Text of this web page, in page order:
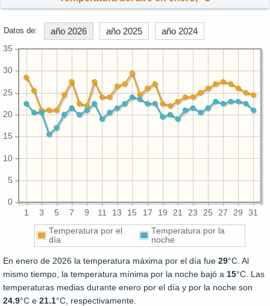
Datos de: año 2026 año 2025 año 2024
1 3 5 7 9 11 13 15 17 19 21 23 25 27 29 31
0
5
10
15
20
25
30
35
Temperatura por el
día
Temperatura por la
noche
En enero de 2026 la temperatura máxima por el día fue 29°C. Al
mismo tiempo, la temperatura mínima por la noche bajó a 15°C. Las
temperaturas medias durante enero por el día y por la noche son
24.9°C e 21.1°C, respectivamente.